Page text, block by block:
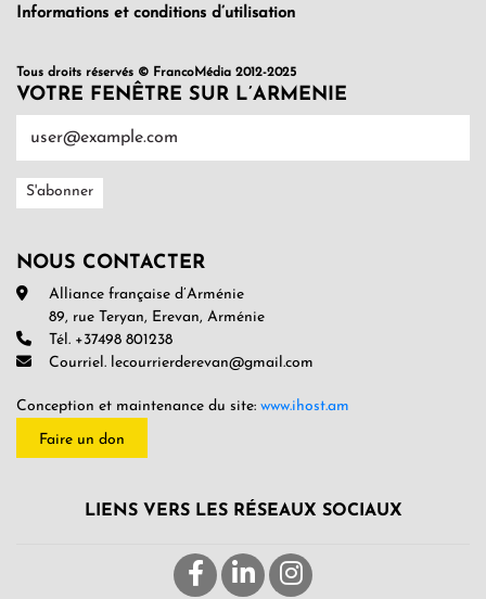
Informations et conditions d’utilisation
Tous droits réservés © FrancoMédia 2012-2025
VOTRE FENÊTRE SUR L’ARMENIE
NOUS CONTACTER
Alliance française d’Arménie
89, rue Teryan, Erevan, Arménie
Tél. +37498 801238
Courriel. lecourrierderevan@gmail.com
Conception et maintenance du site: www.ihost.am
Faire un don
LIENS VERS LES RÉSEAUX SOCIAUX